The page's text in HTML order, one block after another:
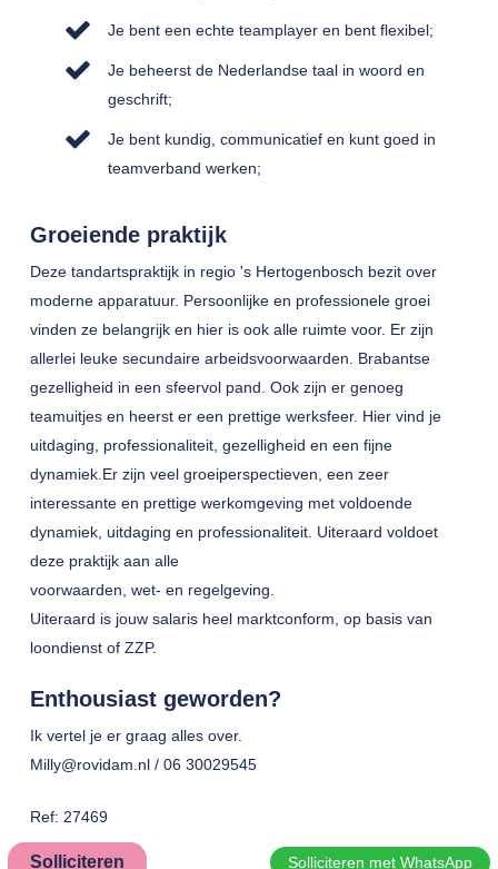
Je bent een echte teamplayer en bent flexibel;
Je beheerst de Nederlandse taal in woord en
geschrift;
Je bent kundig, communicatief en kunt goed in
teamverband werken;
Groeiende praktijk
Deze tandartspraktijk in regio 's Hertogenbosch bezit over
moderne apparatuur. Persoonlijke en professionele groei
vinden ze belangrijk en hier is ook alle ruimte voor. Er zijn
allerlei leuke secundaire arbeidsvoorwaarden. Brabantse
gezelligheid in een sfeervol pand. Ook zijn er genoeg
teamuitjes en heerst er een prettige werksfeer. Hier vind je
uitdaging, professionaliteit, gezelligheid en een fijne
dynamiek.Er zijn veel groeiperspectieven, een zeer
interessante en prettige werkomgeving met voldoende
dynamiek, uitdaging en professionaliteit. Uiteraard voldoet
deze praktijk aan alle
voorwaarden, wet- en regelgeving.
Uiteraard is jouw salaris heel marktconform, op basis van
loondienst of ZZP.
Enthousiast geworden?
Ik vertel je er graag alles over.
Milly@rovidam.nl / 06 30029545
Ref: 27469
Solliciteren Solliciteren met WhatsApp